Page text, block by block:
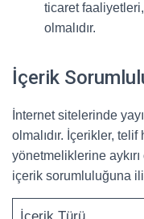
ticaret
olmalıdır.
İçerik
İnternet sitelerinde
olmalıdır. İçerikler,
yönetmeliklerine aykırı
içerik sorumluluğuna